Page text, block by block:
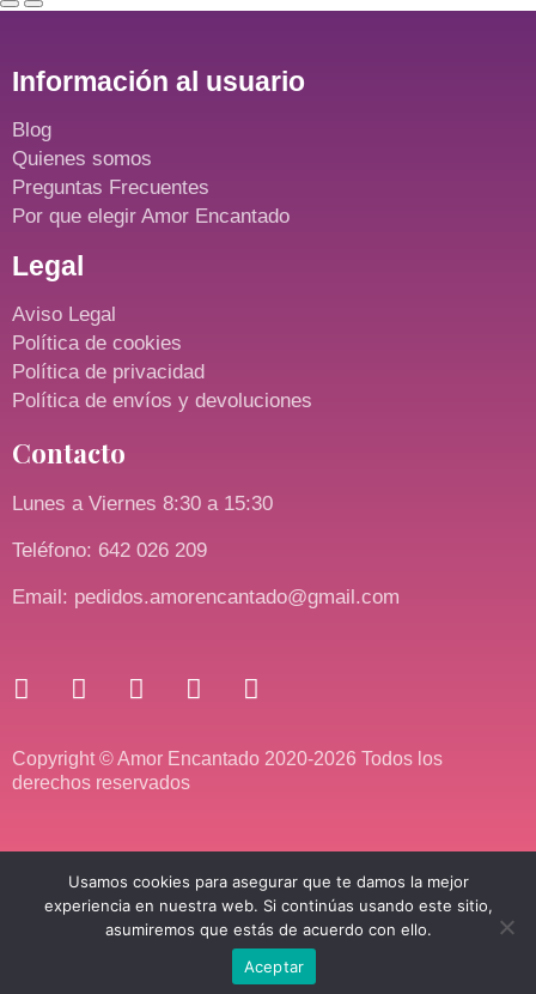
Usamos cookies para asegurar que te damos la mejor
experiencia en nuestra web. Si continúas usando este sitio,
asumiremos que estás de acuerdo con ello.
Aceptar
Información al usuario
Blog
Quienes somos
Preguntas Frecuentes
Por que elegir Amor Encantado
Legal
Aviso Legal
Política de cookies
Política de privacidad
Política de envíos y devoluciones
Contacto
Lunes a Viernes 8:30 a 15:30
Teléfono: 642 026 209
Email: pedidos.amorencantado@gmail.com
Copyright © Amor Encantado 2020-2026 Todos los
derechos reservados